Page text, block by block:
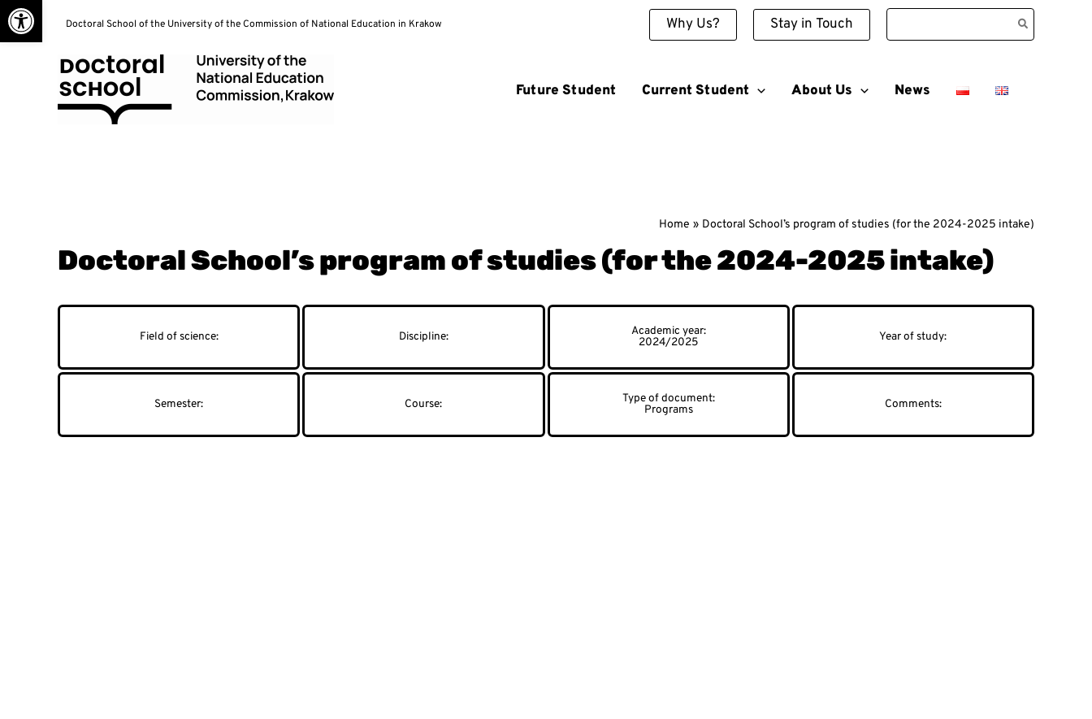
Open toolbar
Skip
to
Doctoral School of the University of the Commission of National Education in Krakow Why Us? Stay in Touch
Search
for:
Future Student Current Student About Us News
Home Doctoral School’s program of studies (for the 2024-2025 intake)
Doctoral School’s program of studies (for the 2024-2025 intake)
2024/2025
Programs